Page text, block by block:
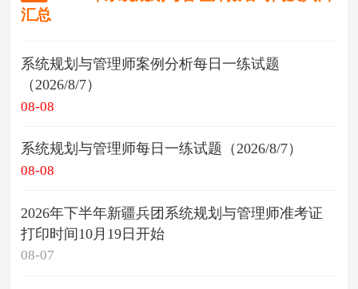
汇总
系统规划与管理师案例分析每日一练试题
（2026/8/7）
08-08
系统规划与管理师每日一练试题（2026/8/7）
08-08
2026年下半年新疆兵团系统规划与管理师准考证
打印时间10月19日开始
08-07